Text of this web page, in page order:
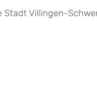
Stadt Villingen-